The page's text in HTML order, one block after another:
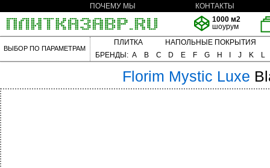
ПОЧЕМУ МЫ
КОНТАКТЫ
1000 м2
шоурум
ВЫБОР ПО ПАРАМЕТРАМ
ПЛИТКА
НАПОЛЬНЫЕ ПОКРЫТИЯ
БРЕНДЫ: A B C D E F G H J K L
Florim Mystic Luxe